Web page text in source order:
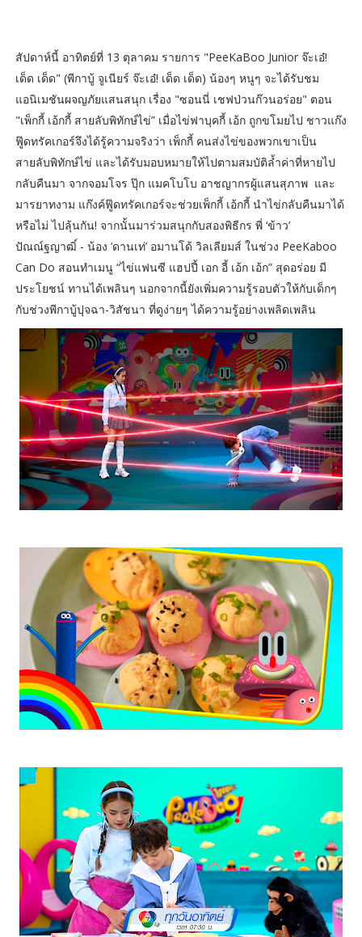
สัปดาห์นี้ อาทิตย์ที่ 13 ตุลาคม รายการ "PeeKaBoo Junior จ๊ะเอ๋!
เด็ด เด็ด" (พีกาบู้ จูเนียร์ จ๊ะเอ๋! เด็ด เด็ด) น้องๆ หนูๆ จะได้รับชม
แอนิเมชันผจญภัยแสนสนุก เรื่อง "ซอนนี่ เชฟป่วนก๊วนอร่อย" ตอน
"เพ็กกี้ เอ้กกี้ สายลับพิทักษ์ไข่” เมื่อไข่ฟาบุคกี้ เอ้ก ถูกขโมยไป ชาวแก๊ง
ฟู๊ดทรัคเกอร์จึงได้รู้ความจริงว่า เพ็กกี้ คนส่งไข่ของพวกเขาเป็น
สายลับพิทักษ์ไข่ และได้รับมอบหมายให้ไปตามสมบัติล้ำค่าที่หายไป
กลับคืนมา จากจอมโจร ปุ๊ก แมคโบโบ อาชญากรผู้แสนสุภาพ และ
มารยาทงาม แก๊งค์ฟู๊ดทรัคเกอร์จะช่วยเพ็กกี้ เอ้กกี้ นำไข่กลับคืนมาได้
หรือไม่ ไปลุ้นกัน! จากนั้นมาร่วมสนุกกับสองพิธีกร พี่ ‘ข้าว’
ปัณณ์ฐญาฒิ์ - น้อง ‘ดานเท่’ อมานโด้ วิลเลียมส์ ในช่วง PeeKaboo
Can Do สอนทำเมนู “ไข่แฟนซี แฮปปี้ เอก อี้ เอ้ก เอ้ก” สุดอร่อย มี
ประโยชน์ ทานได้เพลินๆ นอกจากนี้ยังเพิ่มความรู้รอบตัวให้กับเด็กๆ
กับช่วงพีกาบู้ปุจฉา-วิสัชนา ที่ดูง่ายๆ ได้ความรู้อย่างเพลิดเพลิน